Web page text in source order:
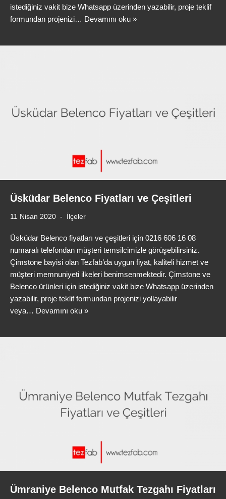
istediğiniz vakit bize Whatsapp üzerinden yazabilir, proje teklif
formundan projenizi… Devamını oku »
Üsküdar Belenco Fiyatları ve Çeşitleri
11 Nisan 2020 İlçeler
Üsküdar Belenco fiyatları ve çeşitleri için 0216 606 16 08
numaralı telefondan müşteri temsilcimizle görüşebilirsiniz.
Çimstone bayisi olan Tezfab’da uygun fiyat, kaliteli hizmet ve
müşteri memnuniyeti ilkeleri benimsenmektedir. Çimstone ve
Belenco ürünleri için istediğiniz vakit bize Whatsapp üzerinden
yazabilir, proje teklif formundan projenizi yollayabilir
veya… Devamını oku »
Ümraniye Belenco Mutfak Tezgahı Fiyatları